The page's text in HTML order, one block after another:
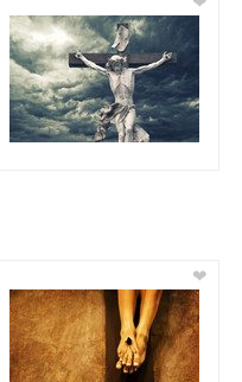
❤